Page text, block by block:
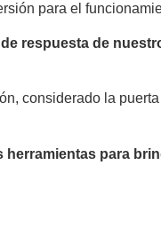
para el
respuesta de
considerado la
para